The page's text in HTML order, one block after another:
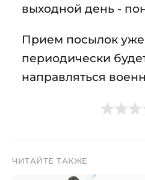
выходной день -
Прием посылок уже
периодически
направляться
ЧИТАЙТЕ ТАКЖЕ